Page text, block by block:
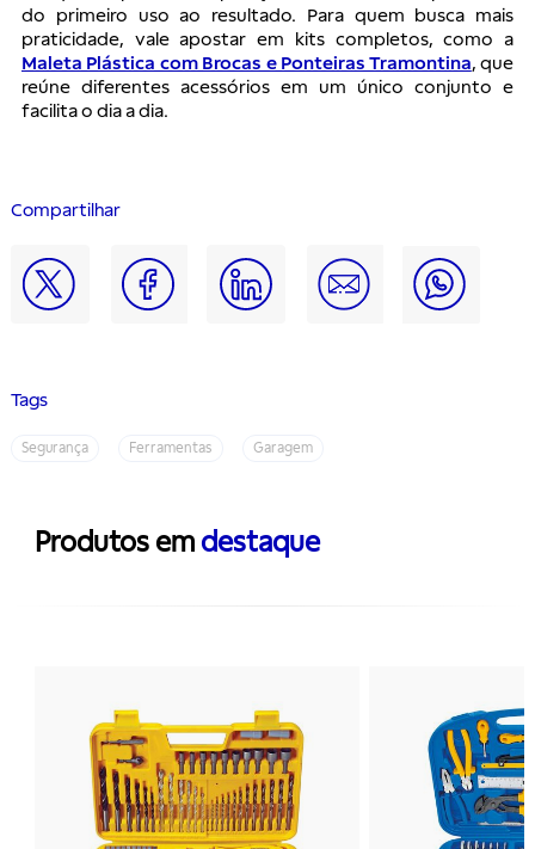
Compartilhar
Tags
Segurança Ferramentas Garagem
do primeiro uso ao resultado. Para quem busca mais
praticidade, vale apostar em kits completos, como a
Maleta Plástica com Brocas e Ponteiras Tramontina, que
reúne diferentes acessórios em um único conjunto e
facilita o dia a dia.
Produtos em destaque